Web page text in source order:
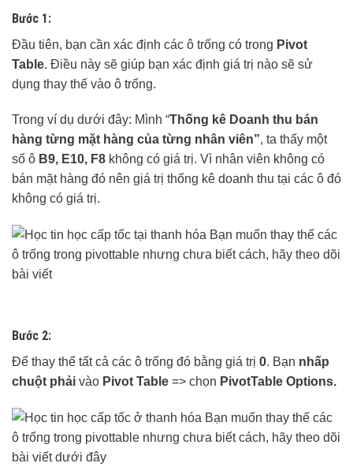
Bước 1:
Đầu tiên, bạn cần xác định các ô trống có trong Pivot
Table. Điều này sẽ giúp bạn xác định giá trị nào sẽ sử
dụng thay thế vào ô trống.
Trong ví dụ dưới đây: Mình “Thống kê Doanh thu bán
hàng từng mặt hàng của từng nhân viên”, ta thấy một
số ô B9, E10, F8 không có giá trị. Vì nhân viên không có
bán mặt hàng đó nên giá trị thống kê doanh thu tại các ô đó
không có giá trị.
Bước 2:
Để thay thế tất cả các ô trống đó bằng giá trị 0. Bạn nhấp
chuột phải vào Pivot Table => chọn PivotTable Options.